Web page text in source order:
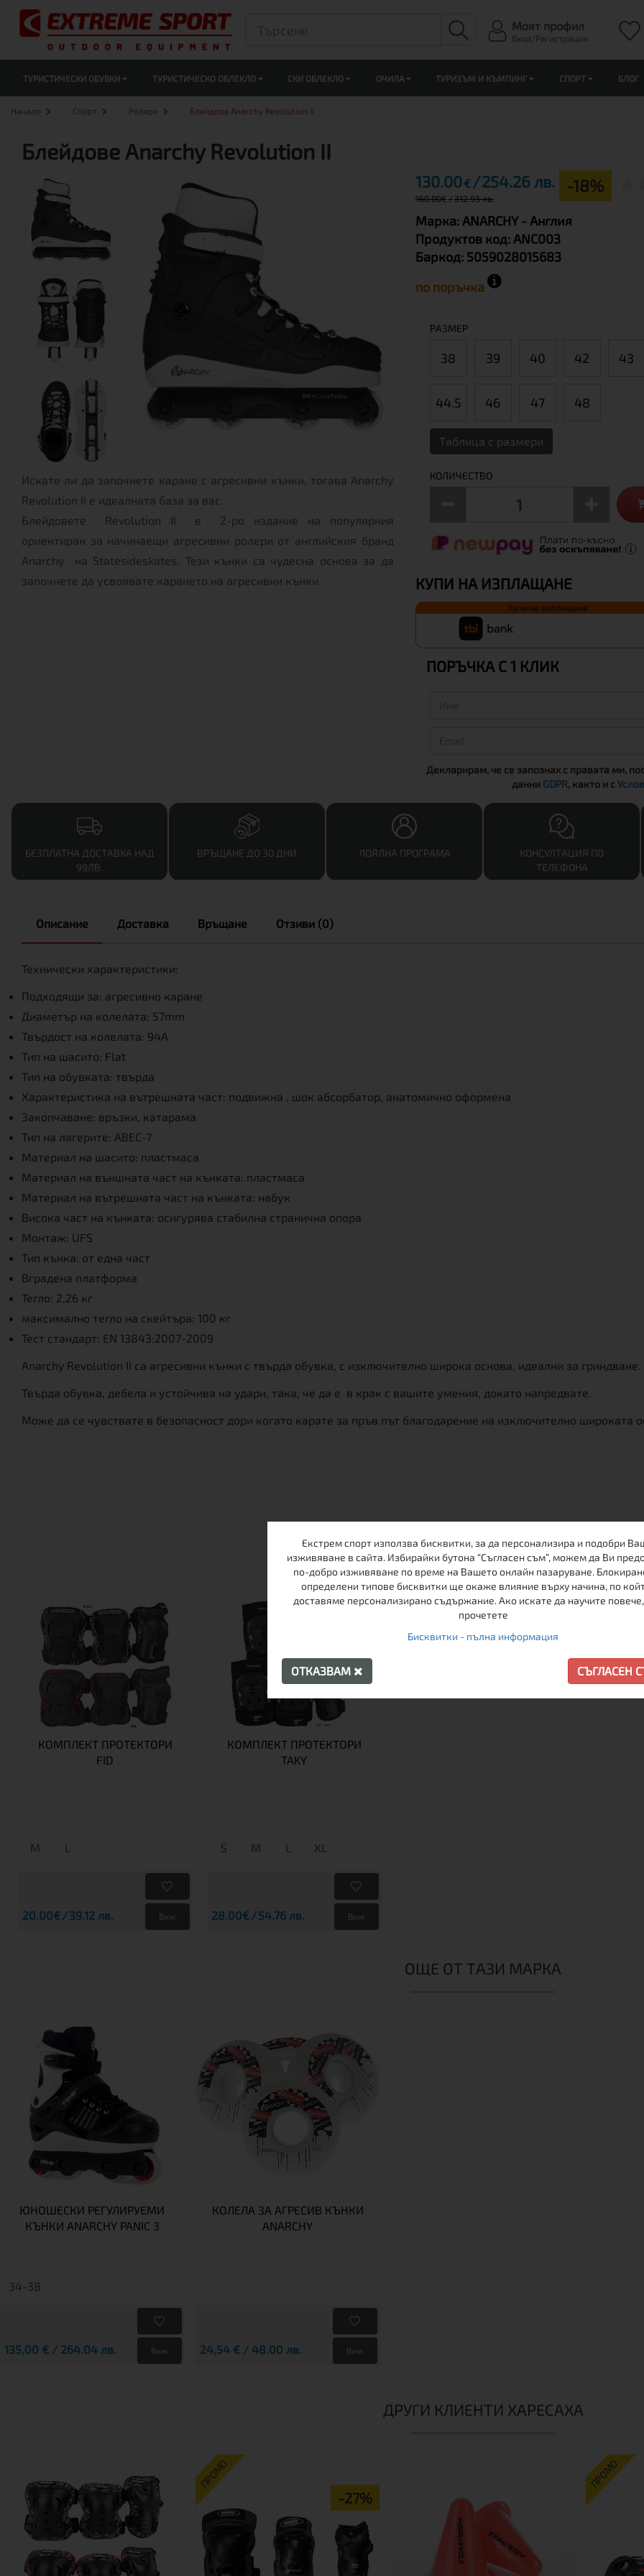
Моят профил
Вход/Регистрация
ТУРИСТИЧЕСКИ ОБУВКИ ТУРИСТИЧЕСКО ОБЛЕКЛО СКИ ОБЛЕКЛО ОЧИЛА ТУРИЗЪМ И КЪМПИНГ СПОРТ БЛОГ
Начало Спорт Ролери Блейдове Anarchy Revolution II
Блейдове Anarchy Revolution II
Искате ли да започнете каране с агресивни кънки, тогава Anarchy
Revolution II е идеалната база за вас.
Блейдовете Revolution II е 2-ро издание на популярния
ориентиран за начинаещи агресивни ролери от английския бранд
Anarchy на Statesideskates. Тези кънки са чудесна основа за да
започнете да усвоявате карането на агресивни кънки.
130.00€ 254.26 лв.
160.00€ 312.93 лв.
-18%
Марка: ANARCHY - Англия
Продуктов код: ANC003
Баркод: 5059028015683
по поръчка
РАЗМЕР
38 39 40 42 43
44.5 46 47 48
Таблица с размери
КОЛИЧЕСТВО
КУПИ НА ИЗПЛАЩАНЕ
Купи на изплащане
ПОРЪЧКА С 1 КЛИК
Декларирам, че се запознах с правата ми,
данни GDPR, както и с
БЕЗПЛАТНА ДОСТАВКА НАД
99ЛВ.
ВРЪЩАНЕ ДО 30 ДНИ ЛОЯЛНА ПРОГРАМА
КОНСУЛТАЦИЯ ПО
ТЕЛЕФОНА
Описание Доставка Връщане Отзиви (0)
Технически характеристики:
Подходящи за: агресивно каране
Диаметър на колелата: 57mm
Твърдост на колелата: 94A
Тип на шасито: Flat
Тип на обувката: твърда
Характеристика на вътрешната част: подвижна , шок абсорбатор, анатомично оформена
Закопчаване: връзки, катарама
Тип на лагерите: ABEC-7
Материал на шасито: пластмаса
Материал на външната част на кънката: пластмаса
Материал на вътрешната част на кънката: набук
Висока част на кънката: осигурява стабилна странична опора
Монтаж: UFS
Тип кънка: от една част
Вградена платформа
Тегло: 2,26 кг
максимално тегло на скейтъра: 100 кг
Тест стандарт: EN 13843:2007-2009
Anarchy Revolution II са агресивни кънки с твърда обувка, с изключително широка основа, идеални за гриндване.
Твърда обувка, дебела и устойчива на удари, така, че да е в крак с вашите умения, докато напредвате.
Може да се чувствате в безопасност дори когато карате за пръв път благодарение на изключително широката
ПРЕПОРЪЧАНИ ПРОДУКТИ
КОМПЛЕКТ ПРОТЕКТОРИ
FID
М L
20.00€ 39.12 лв. Виж
КОМПЛЕКТ ПРОТЕКТОРИ
TAKY
S М L XL
28.00€ 54.76 лв. Виж
ОЩЕ ОТ ТАЗИ МАРКА
ЮНОШЕСКИ РЕГУЛИРУЕМИ
КЪНКИ ANARCHY PANIC 3
34-38
135,00 € / 264.04 лв. Виж
КОЛЕЛА ЗА АГРЕСИВ КЪНКИ
ANARCHY
24,54 € / 48.00 лв. Виж
ДРУГИ КЛИЕНТИ ХАРЕСАХА
ПРОМО
-27%
ПРОМО
Екстрем спорт използва бисквитки, за да персонализира и подобри
изживяване в сайта. Избирайки бутона “Съгласен съм”, можем да Ви
по-добро изживяване по време на Вашето онлайн пазаруване.
определени типове бисквитки ще окаже влияние върху начина, по
доставяме персонализирано съдържание. Ако искате да научите
прочетете
Бисквитки - пълна информация
ОТКАЗВАМ СЪГЛАСЕН